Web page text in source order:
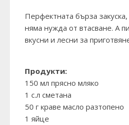
Перфектната бърза
няма нужда от втасване. А
вкусни и лесни за
Продукти:
150 мл прясно мляко
1 с.л сметана
50 г краве масло разтопено
1 яйце